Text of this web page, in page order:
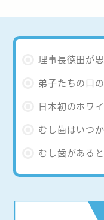
理事長徳田が
弟子たちの口
日本初のホワ
むし歯はいつ
むし歯がある